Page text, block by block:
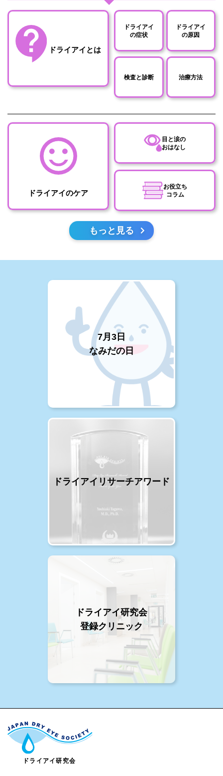
ドライアイとは
ドライアイ
の症状
ドライアイ
の原因
検査と診断 治療方法
ドライアイのケア
目と涙の
おはなし
お役立ち
コラム
もっと見る
7月3日
なみだの日
ドライアイリサーチアワード
ドライアイ研究会
登録クリニック